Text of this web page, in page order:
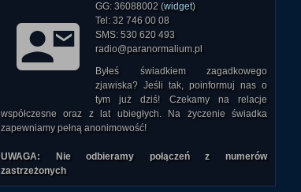
GG: 36088002 (widget)
Tel: 32 746 00 08
SMS: 530 620 493
radio@paranormalium.pl
Byłeś świadkiem zagadkowego
zjawiska? Jeśli tak, poinformuj nas o
tym już dziś! Czekamy na relacje
współczesne oraz z lat ubiegłych. Na życzenie świadka
zapewniamy pełną anonimowość!
UWAGA: Nie odbieramy połączeń z numerów
zastrzeżonych